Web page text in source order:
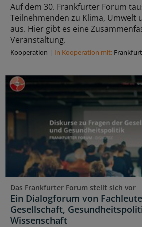
Auf dem 30. Frankfurter Forum
Teilnehmenden zu Klima, Umwelt
aus. Hier gibt es eine
Veranstaltung.
Kooperation | In Kooperation mit:
Das Frankfurter Forum stellt sich vor
Ein Dialogforum von
Gesellschaft,
Wissenschaft